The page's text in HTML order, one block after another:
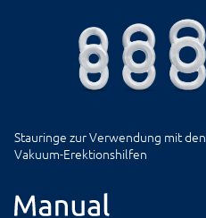
Stauringe zur Verwendung mit den
Vakuum-Erektionshilfen